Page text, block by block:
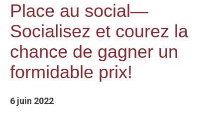
Place au social—
Socialisez et courez la
chance de gagner un
formidable prix!
6 juin 2022